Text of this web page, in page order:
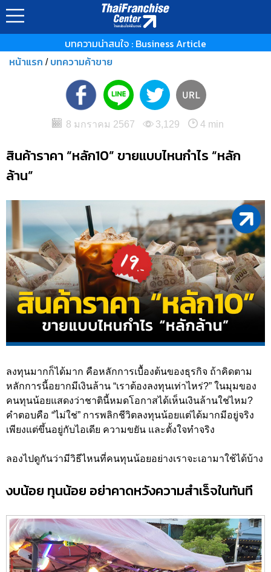
บทความน่าสนใจ : Business Article
หน้าแรก / บทความค้าขาย
8 มกราคม 2567 3,129 4 min
สินค้าราคา “หลัก10” ขายแบบไหนกำไร “หลัก
ล้าน”
ลงทุนมากก็ได้มาก คือหลักการเบื้องต้นของธุรกิจ ถ้าคิดตาม
หลักการนี้อยากมีเงินล้าน “เราต้องลงทุนเท่าไหร่?” ในมุมของ
คนทุนน้อยแสดงว่าชาตินี้หมดโอกาสได้เห็นเงินล้านใช่ไหม?
คำตอบคือ “ไม่ใช่” การพลิกชีวิตลงทุนน้อยแต่ได้มากมีอยู่จริง
เพียงแต่ขึ้นอยู่กับไอเดีย ความขยัน และตั้งใจทำจริง
ลองไปดูกันว่ามีวิธีไหนที่คนทุนน้อยอย่างเราจะเอามาใช้ได้บ้าง
งบน้อย ทุนน้อย อย่าคาดหวังความสำเร็จในทันที